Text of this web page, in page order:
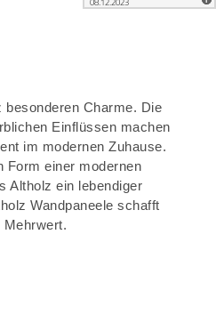
besonderen Charme. Die
Einflüssen machen
im modernen Zuhause.
Form einer modernen
Altholz ein lebendiger
Wandpaneele schafft
Mehrwert.